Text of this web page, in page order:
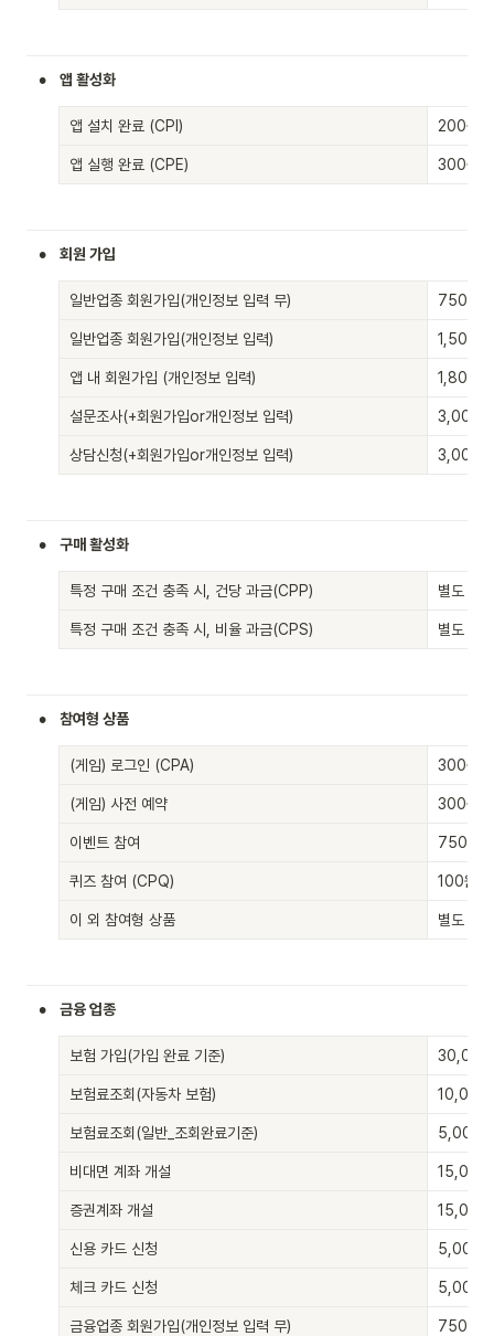
• 앱 활성화
앱 설치 완료 (CPI) 200원 (
앱 실행 완료 (CPE) 300원
• 회원 가입
일반업종 회원가입(개인정보 입력 무) 750원
일반업종 회원가입(개인정보 입력) 1,500원
앱 내 회원가입 (개인정보 입력) 1,800원
설문조사(+회원가입or개인정보 입력) 3,000원
상담신청(+회원가입or개인정보 입력) 3,000원
• 구매 활성화
특정 구매 조건 충족 시, 건당 과금(CPP) 별도 문의
특정 구매 조건 충족 시, 비율 과금(CPS) 별도 문의
• 참여형 상품
(게임) 로그인 (CPA) 300원 (
(게임) 사전 예약 300원
이벤트 참여 750원
퀴즈 참여 (CPQ) 100원 (
이 외 참여형 상품 별도 협
• 금융 업종
보험 가입(가입 완료 기준) 30,000
보험료조회(자동차 보험) 10,000
보험료조회(일반_조회완료기준) 5,000원
비대면 계좌 개설 15,000
증권계좌 개설 15,000
신용 카드 신청 5,000원
체크 카드 신청 5,000원
금융업종 회원가입(개인정보 입력 무) 750원 (